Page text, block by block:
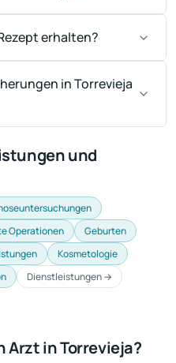
erhalten?
in Torrevieja
und
Operationen
Geburten
Kosmetologie
Dienstleistungen →
Arzt in Torrevieja?